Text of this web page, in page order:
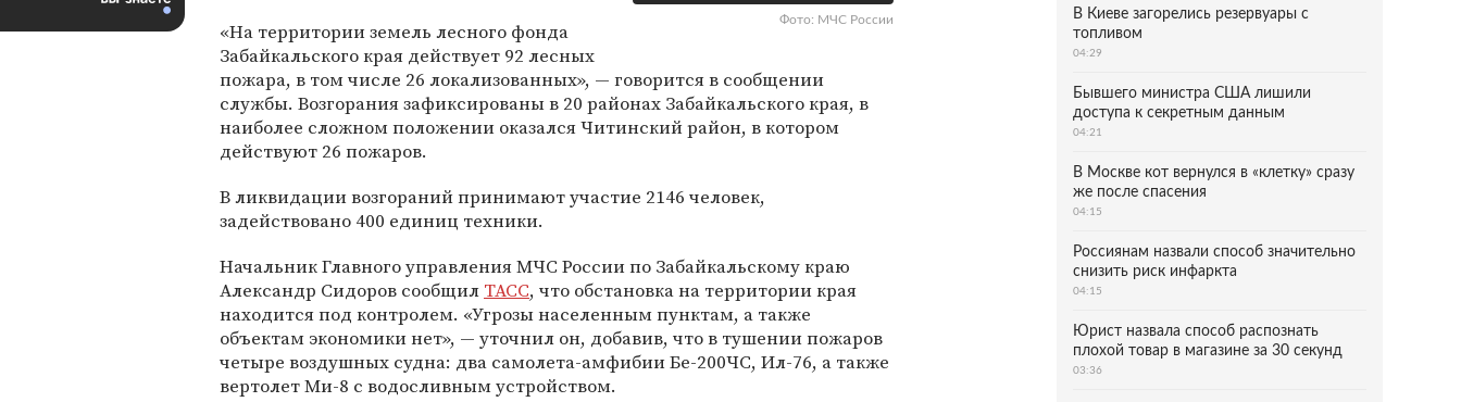
Фото: МЧС России
«На территории земель лесного фонда
Забайкальского края действует 92 лесных
пожара, в том числе 26 локализованных», — говорится в сообщении
службы. Возгорания зафиксированы в 20 районах Забайкальского края, в
наиболее сложном положении оказался Читинский район, в котором
действуют 26 пожаров.
В ликвидации возгораний принимают участие 2146 человек,
задействовано 400 единиц техники.
Начальник Главного управления МЧС России по Забайкальскому краю
Александр Сидоров сообщил ТАСС, что обстановка на территории края
находится под контролем. «Угрозы населенным пунктам, а также
объектам экономики нет», — уточнил он, добавив, что в тушении пожаров
четыре воздушных судна: два самолета-амфибии Бе-200ЧС, Ил-76, а также
вертолет Ми-8 с водосливным устройством.
В Киеве загорелись резервуары с
топливом
04:29
Бывшего министра США лишили
доступа к секретным данным
04:21
В Москве кот вернулся в «клетку» сразу
же после спасения
04:15
Россиянам назвали способ значительно
снизить риск инфаркта
04:15
Юрист назвала способ распознать
плохой товар в магазине за 30 секунд
03:36